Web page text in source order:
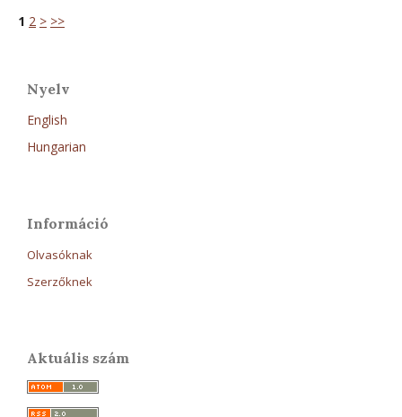
1 2 > >>
Nyelv
English
Hungarian
Információ
Olvasóknak
Szerzőknek
Aktuális szám